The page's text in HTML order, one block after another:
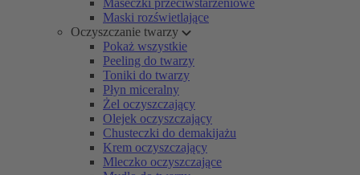
Maseczki przeciwstarzeniowe
Maski rozświetlające
Oczyszczanie twarzy
Pokaż wszystkie
Peeling do twarzy
Toniki do twarzy
Płyn miceralny
Żel oczyszczający
Olejek oczyszczający
Chusteczki do demakijażu
Krem oczyszczający
Mleczko oczyszczające